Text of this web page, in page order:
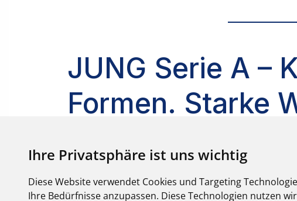
Ihre Privatsphäre ist uns wichtig
Diese Website verwendet Cookies und Targeting
Ihre Bedürfnisse anzupassen. Diese Technologien nutzen